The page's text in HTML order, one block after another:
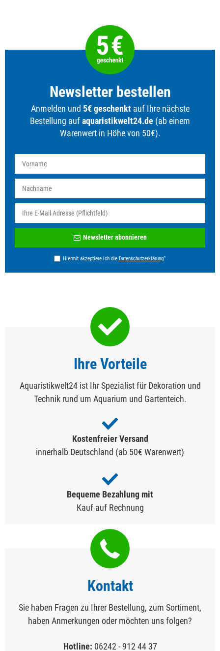
Newsletter bestellen
Anmelden und 5€ geschenktauf Ihre nächste
Bestellung aufaquaristikwelt24.de (ab einem
Warenwert in Höhe von 50€).
Newsletter abonnieren
Hiermit akzeptiere ich die Daten­schutz­erklärung*
Ihre Vorteile
Aquaristikwelt24 ist Ihr Spezialist für Dekoration und
Technik rund um Aquarium und Gartenteich.
Kostenfreier Versand
innerhalb Deutschland (ab 50€ Warenwert)
Bequeme Bezahlung mit
Kauf auf Rechnung
Kontakt
Sie haben Fragen zu Ihrer Bestellung, zum Sortiment,
haben Anmerkungen oder möchten uns folgen?
Hotline: 06242 - 912 44 37